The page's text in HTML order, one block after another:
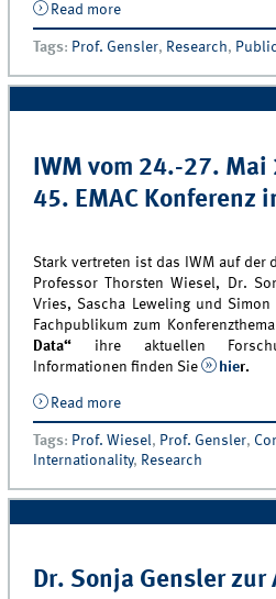
Read moreabout Artikel von Sonja
Tags: Prof. Gensler, Research,
IWM vom 24.-27.
45. EMAC Konferenz
Stark vertreten ist das IWM auf der
Professor Thorsten Wiesel, Dr.
Vries, Sascha Leweling und
Fachpublikum zum Konferenzthema
Data“ ihre aktuellen
Informationen finden Sie
hier.
Read moreabout IWM vom 24.-27.
Konferenz in Oslo
Tags: Prof. Wiesel, Prof. Gensler,
Internationality, Research
Dr. Sonja Gensler zur